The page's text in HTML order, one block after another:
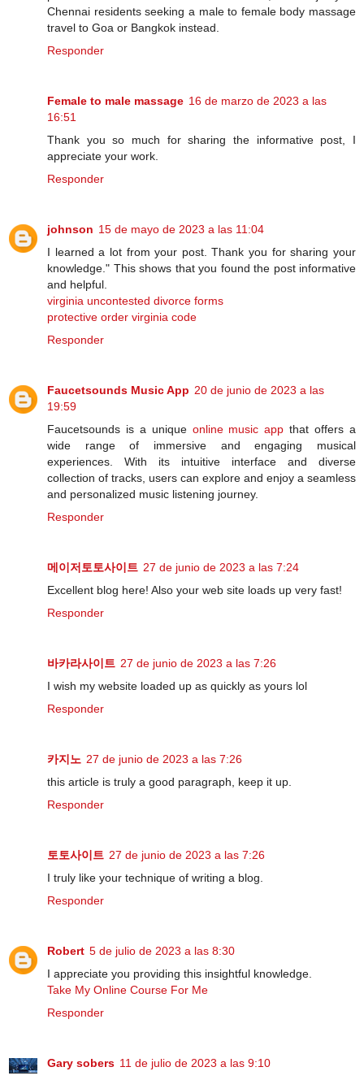
Chennai residents seeking a male to female body massage
travel to Goa or Bangkok instead.
Responder
Female to male massage 16 de marzo de 2023 a las
16:51
Thank you so much for sharing the informative post, I
appreciate your work.
Responder
johnson 15 de mayo de 2023 a las 11:04
I learned a lot from your post. Thank you for sharing your
knowledge." This shows that you found the post informative
and helpful.
virginia uncontested divorce forms
protective order virginia code
Responder
Faucetsounds Music App 20 de junio de 2023 a las
19:59
Faucetsounds is a unique online music app that offers a
wide range of immersive and engaging musical
experiences. With its intuitive interface and diverse
collection of tracks, users can explore and enjoy a seamless
and personalized music listening journey.
Responder
메이저토토사이트 27 de junio de 2023 a las 7:24
Excellent blog here! Also your web site loads up very fast!
Responder
바카라사이트 27 de junio de 2023 a las 7:26
I wish my website loaded up as quickly as yours lol
Responder
카지노 27 de junio de 2023 a las 7:26
this article is truly a good paragraph, keep it up.
Responder
토토사이트 27 de junio de 2023 a las 7:26
I truly like your technique of writing a blog.
Responder
Robert 5 de julio de 2023 a las 8:30
I appreciate you providing this insightful knowledge.
Take My Online Course For Me
Responder
Gary sobers 11 de julio de 2023 a las 9:10